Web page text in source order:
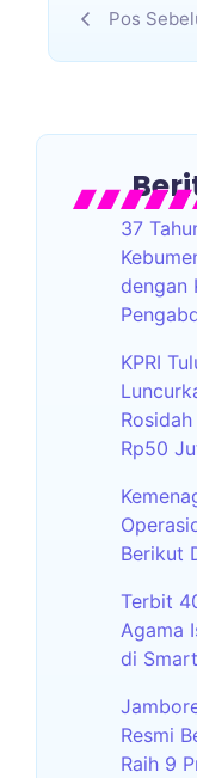
Pos
37
dengan
KPRI
Rp50
Berikut
Terbit
Agama
di
Resmi
Raih 9